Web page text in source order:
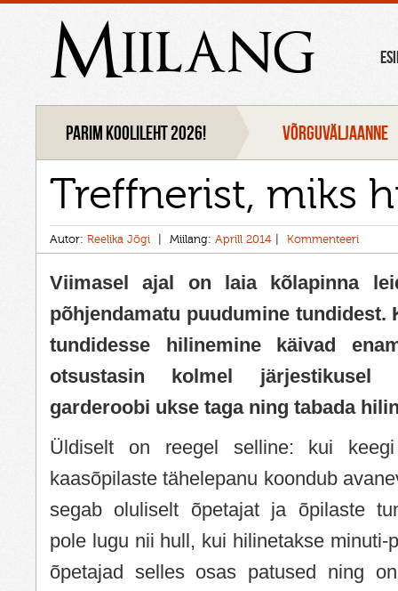
Miilang
Parim koolileht 2026! VÕRGUVÄLJAANNE
Treffnerist, miks
Autor: Reelika Jõgi Miilang: Aprill 2014 Kommenteeri
Viimasel ajal on laia kõlapinna
põhjendamatu puudumine tundidest.
tundidesse hilinemine käivad
otsustasin kolmel järjestikusel
garderoobi ukse taga ning tabada
Üldiselt on reegel selline: kui
kaasõpilaste tähelepanu koondub
segab oluliselt õpetajat ja õpilaste
pole lugu nii hull, kui hilinetakse minuti-
õpetajad selles osas patused ning